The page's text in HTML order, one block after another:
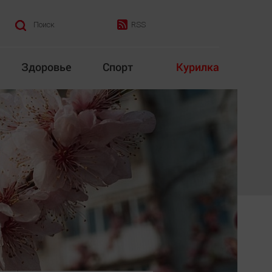
Поиск RSS
Здоровье Спорт Курилка
Культура
Конкурс
Народная журналистика
Наука